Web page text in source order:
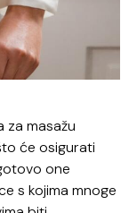
za masažu
će osigurati
one
s kojima mnoge